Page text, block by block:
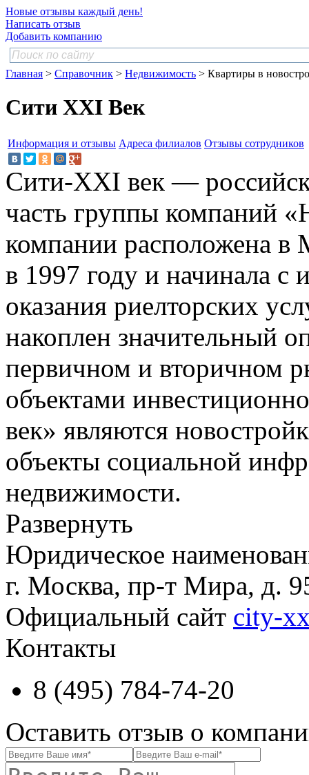
Новые отзывы каждый день!
Написать отзыв
Добавить компанию
Главная > Справочник > Недвижимость > Квартиры в
Сити XXI Век
Информация и отзывы Адреса филиалов Отзывы сотрудников
Сити-XXI век —
часть группы компаний
компании расположена в
в 1997 году и начинала с
оказания риелторских
накоплен значительный
первичном и вторичном
объектами
век» являются
объекты социальной
недвижимости.
Развернуть
Юридическое
г. Москва, пр-т Мира, д.
Официальный сайт city-
Контакты
8 (495) 784-74-20
Оставить отзыв о